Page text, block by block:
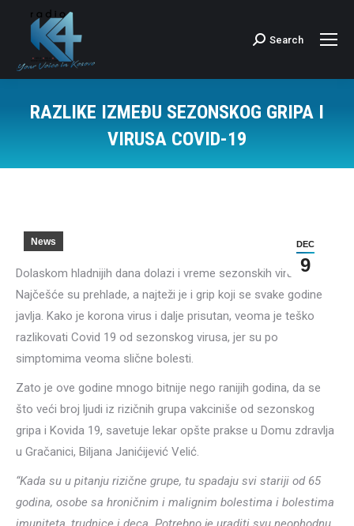
Search:
Search
RAZLIKE IZMEĐU SEZONSKOG GRIPA I
VIRUSA COVID-19
DEC
9
News
Dolaskom hladnijih dana dolazi i vreme sezonskih virusa.
Najčešće su prehlade, a najteži je i grip koji se svake godine
javlja. Kako je korona virus i dalje prisutan, veoma je teško
razlikovati Covid 19 od sezonskog virusa, jer su po
simptomima veoma slične bolesti.
Zato je ove godine mnogo bitnije nego ranijih godina, da se
što veći broj ljudi iz rizičnih grupa vakciniše od sezonskog
gripa i Kovida 19, savetuje lekar opšte prakse u Domu zdravlja
u Gračanici, Biljana Janićijević Velić.
“Kada su u pitanju rizične grupe, tu spadaju svi stariji od 65
godina, osobe sa hroničnim i malignim bolestima i bolestima